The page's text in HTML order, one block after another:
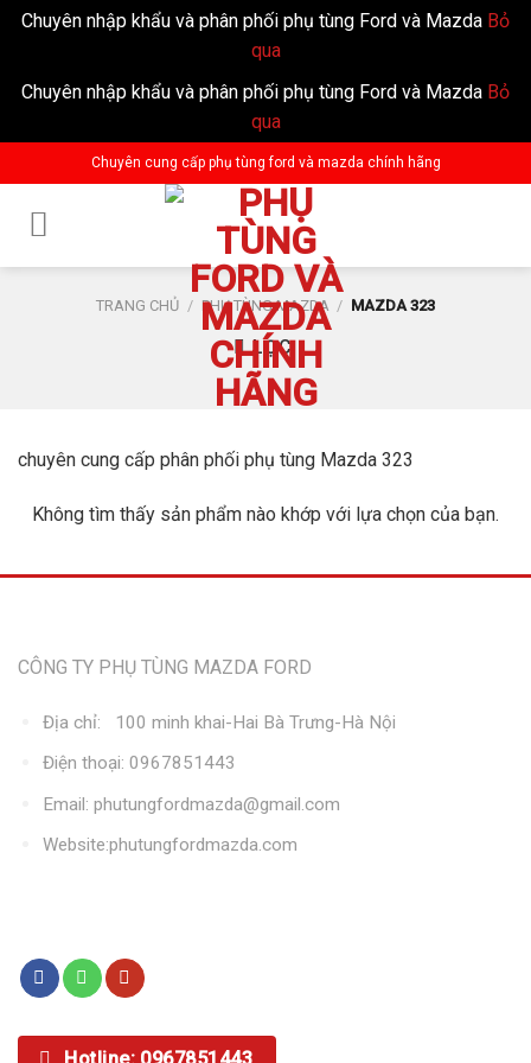
Chuyên nhập khẩu và phân phối phụ tùng Ford và Mazda Bỏ
qua
Chuyên nhập khẩu và phân phối phụ tùng Ford và Mazda Bỏ
qua
to
content
Chuyên cung cấp phụ tùng ford và mazda chính hãng
TRANG CHỦ / PHỤ TÙNG MAZDA / MAZDA 323
LỌC
chuyên cung cấp phân phối phụ tùng Mazda 323
Không tìm thấy sản phẩm nào khớp với lựa chọn của bạn.
CÔNG TY PHỤ TÙNG MAZDA FORD
Địa chỉ: 100 minh khai-Hai Bà Trưng-Hà Nội
Điện thoại: 0967851443
Email: phutungfordmazda@gmail.com
Website:phutungfordmazda.com